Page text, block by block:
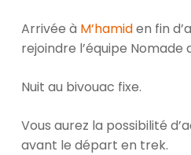
Arrivée à M’hamiden fin
rejoindre l’équipe Nomade
Nuit au bivouac fixe.
Vous aurez la possibilité
avant le départ en trek.